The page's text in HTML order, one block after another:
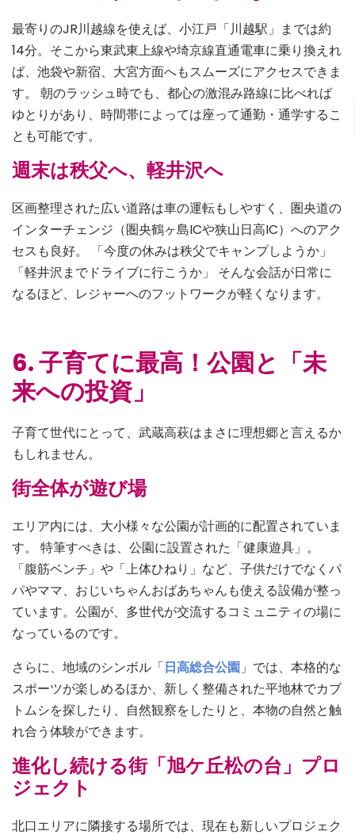
最寄りのJR川越線を使えば、小江戸「川越駅」までは約
14分。そこから東武東上線や埼京線直通電車に乗り換えれ
ば、池袋や新宿、大宮方面へもスムーズにアクセスできま
す。 朝のラッシュ時でも、都心の激混み路線に比べれば
ゆとりがあり、時間帯によっては座って通勤・通学するこ
とも可能です。
週末は秩父へ、軽井沢へ
区画整理された広い道路は車の運転もしやすく、圏央道の
インターチェンジ（圏央鶴ヶ島ICや狭山日高IC）へのアク
セスも良好。 「今度の休みは秩父でキャンプしようか」
「軽井沢までドライブに行こうか」 そんな会話が日常に
なるほど、レジャーへのフットワークが軽くなります。
6. 子育てに最高！公園と「未
来への投資」
子育て世代にとって、武蔵高萩はまさに理想郷と言えるか
もしれません。
街全体が遊び場
エリア内には、大小様々な公園が計画的に配置されていま
す。 特筆すべきは、公園に設置された「健康遊具」。
「腹筋ベンチ」や「上体ひねり」など、子供だけでなくパ
パやママ、おじいちゃんおばあちゃんも使える設備が整っ
ています。公園が、多世代が交流するコミュニティの場に
なっているのです。
さらに、地域のシンボル「日高総合公園 」では、本格的な
スポーツが楽しめるほか、新しく整備された平地林でカブ
トムシを探したり、自然観察をしたりと、本物の自然と触
れ合う体験ができます。
進化し続ける街「旭ケ丘松の台」プロ
ジェクト
北口エリアに隣接する場所では、現在も新しいプロジェク